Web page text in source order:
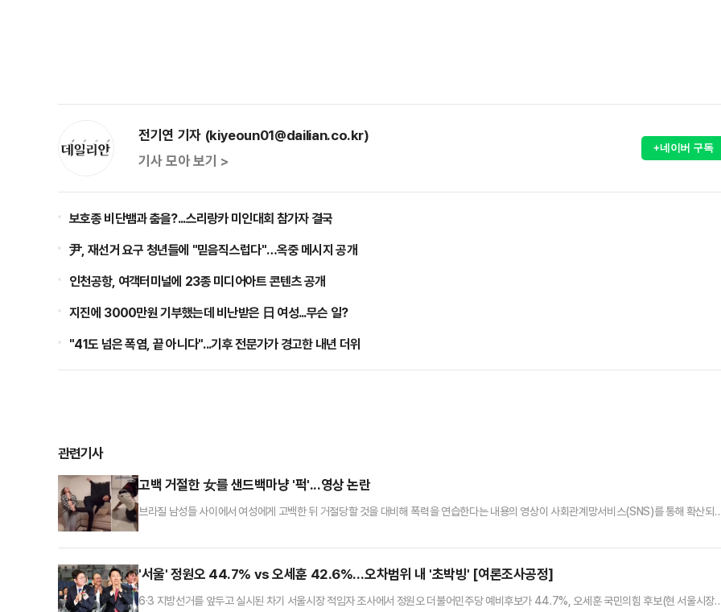
전기연 기자 (kiyeoun01@dailian.co.kr)
기사 모아 보기 >
+네이버 구독
보호종 비단뱀과 춤을?...스리랑카 미인대회 참가자 결국
尹, 재선거 요구 청년들에 "믿음직스럽다"…옥중 메시지 공개
인천공항, 여객터미널에 23종 미디어아트 콘텐츠 공개
지진에 3000만원 기부했는데 비난받은 日 여성...무슨 일?
"41도 넘은 폭염, 끝 아니다"...기후 전문가가 경고한 내년 더위
관련기사
고백 거절한 女를 샌드백마냥 '퍽'...영상 논란
브라질 남성들 사이에서 여성에게 고백한 뒤 거절당할 것을 대비해 폭력을 연습한다는 내용의 영상이 사회관계망서비스(SNS)를 통해 확산되
영상이 공유되고 있다.영상 속 남성들은 샌드백을 때리거나 흉기를 휘두르는 시늉을 하고, 총기를 카메라에 겨누는 모습 등을 보인다. 해당 영상
'서울' 정원오 44.7% vs 오세훈 42.6%…오차범위 내 '초박빙' [여론조사공정]
6·3 지방선거를 앞두고 실시된 차기 서울시장 적임자 조사에서 정원오 더불어민주당 예비후보가 44.7%, 오세훈 국민의힘 후보(현 서울시장)